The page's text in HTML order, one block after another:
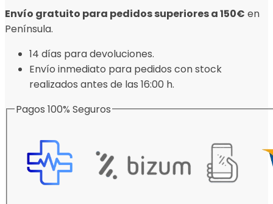
Envío gratuito para pedidos superiores a 150€ en
Península.
14 días para devoluciones.
Envío inmediato para pedidos con stock
realizados antes de las 16:00 h.
Pagos 100% Seguros